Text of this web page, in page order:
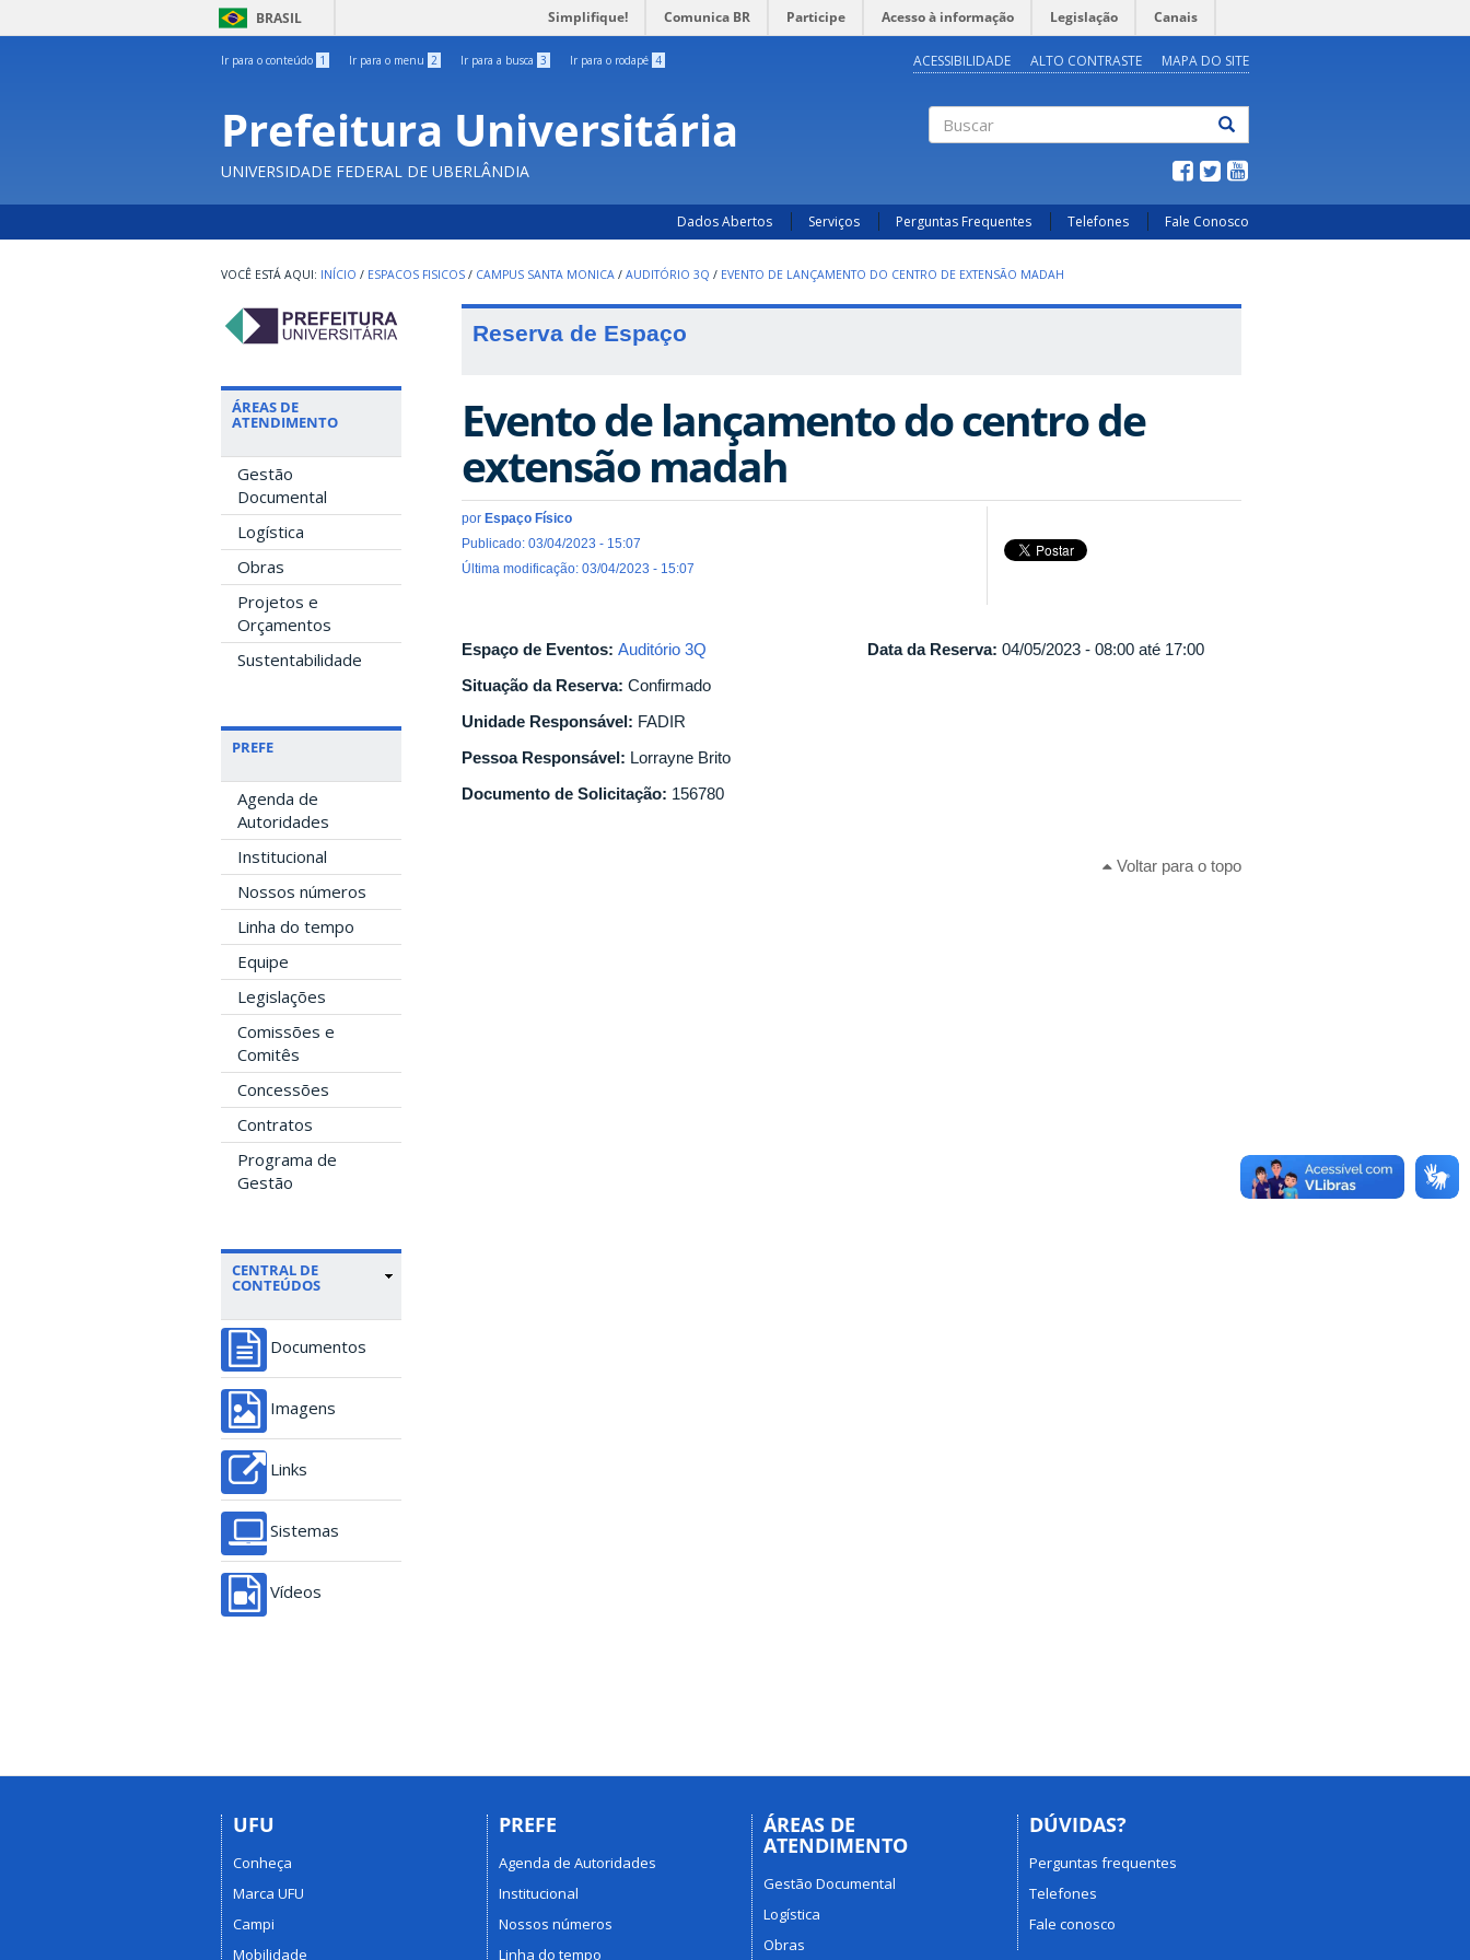
BRASIL Simplifique! Comunica BR Participe Acesso à informação Legislação Canais
Ir para o conteúdo 1 Ir para o menu 2 Ir para a busca 3 Ir para o rodapé 4 ACESSIBILIDADE ALTO CONTRASTE MAPA DO SITE
Prefeitura Universitária
UNIVERSIDADE FEDERAL DE UBERLÂNDIA
Dados Abertos Serviços Perguntas Frequentes Telefones Fale Conosco
INÍCIO / ESPACOS FISICOS / CAMPUS SANTA MONICA / AUDITÓRIO 3Q / EVENTO DE LANÇAMENTO DO CENTRO DE EXTENSÃO MADAH
ÁREAS DE
ATENDIMENTO
Gestão
Documental
Logística
Obras
Projetos e
Orçamentos
Sustentabilidade
PREFE
Agenda de
Autoridades
Institucional
Nossos números
Linha do tempo
Equipe
Legislações
Comissões e
Comitês
Concessões
Contratos
Programa de
Gestão
CENTRAL DE
CONTEÚDOS
Documentos
Imagens
Links
Sistemas
Vídeos
Reserva de Espaço
Evento de lançamento do centro de
extensão madah
por Espaço Físico
Publicado: 03/04/2023 - 15:07
Última modificação: 03/04/2023 - 15:07
Espaço de Eventos: Auditório 3Q
Situação da Reserva: Confirmado
Unidade Responsável: FADIR
Pessoa Responsável: Lorrayne Brito
Documento de Solicitação: 156780
Data da Reserva:04/05/2023 -08:00 até 17:00
Voltar para o topo
UFU
Conheça
Marca UFU
Campi
Mobilidade
PREFE
Agenda de Autoridades
Institucional
Nossos números
Linha do tempo
ÁREAS DE
ATENDIMENTO
Gestão Documental
Logística
Obras
DÚVIDAS?
Perguntas frequentes
Telefones
Fale conosco